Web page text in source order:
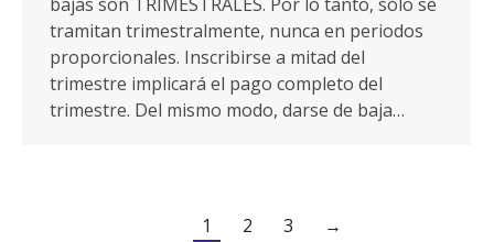
tramitan trimestralmente, nunca en periodos
proporcionales. Inscribirse a mitad del
trimestre implicará el pago completo del
trimestre. Del mismo modo, darse de baja…
1 2 3 →